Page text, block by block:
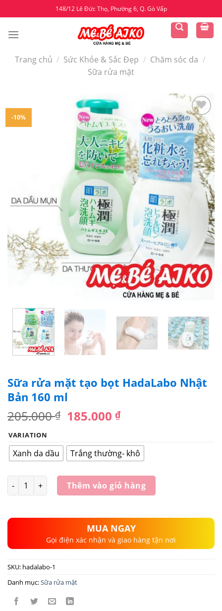
to
content
148/12 Lê Đức Thọ, Phường 6, Q. Gò Vấp
Trang chủ / Sức Khỏe & Sắc Đẹp / Chăm sóc da /
Sữa rửa mặt
-10%
Yêu
thích
Sữa rửa mặt tạo bọt HadaLabo Nhật
Bản 160 ml
205.000₫ 185.000₫
VARIATION
Xanh da dầu Trắng thường- khô
Số lượng Thêm vào giỏ hàng
MUA NGAY
Gọi điện xác nhận và giao hàng tận nơi
SKU: hadalabo-1
Danh mục:Sữa rửa mặt